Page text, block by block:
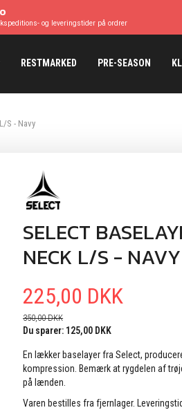
og leveringstider på ordrer
RESTMARKED PRE-SEASON
S - Navy
SELECT
NECK L/S - NAVY
225,00 DKK
350,00 DKK
Du sparer: 125,00 DKK
En lækker baselayer fra Select,
kompression. Bemærk at rygdelen af
på lænden.
Varen bestilles fra fjernlager.